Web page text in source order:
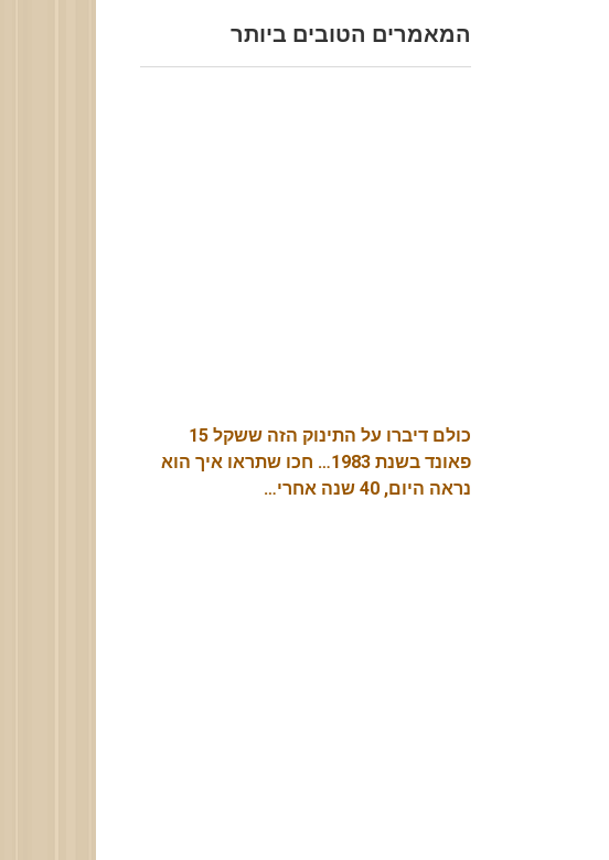
המאמרים הטובים ביותר
כולם דיברו על התינוק הזה ששקל 15
פאונד בשנת 1983… חכו שתראו איך הוא
נראה היום, 40 שנה אחרי…